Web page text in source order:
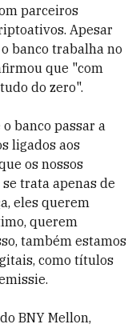
parceiros
Apesar
banco trabalha no
que "com
do zero".
banco passar a
ligados aos
os nossos
trata apenas de
eles querem
querem
também estamos
como títulos
BNY Mellon,